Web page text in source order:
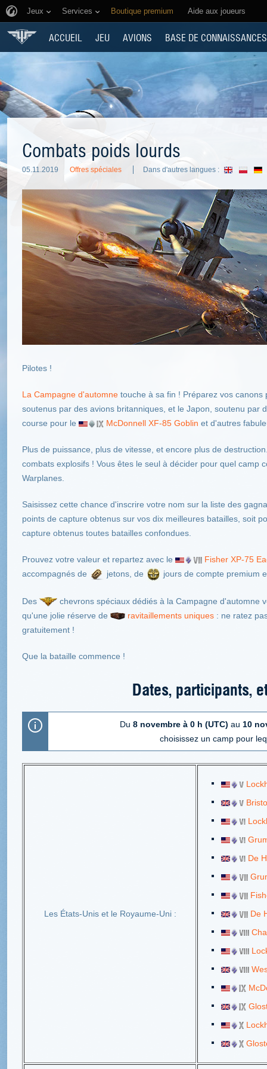
Jeux Services Boutique premium Aide aux joueurs
ACCUEIL JEU AVIONS BASE DE CONNAISSANCES
Combats poids lourds
05.11.2019 Offres spéciales Dans d'autres langues :
Pilotes !
La Campagne d'automne touche à sa fin ! Préparez vos
soutenus par des avions britanniques, et le Japon, soutenu par
course pour le
McDonnell XF-85 Goblin et d'autres
Plus de puissance, plus de vitesse, et encore plus de
combats explosifs ! Vous êtes le seul à décider pour quel camp
Warplanes.
Saisissez cette chance d'inscrire votre nom sur la liste des
points de capture obtenus sur vos dix meilleures batailles, soit
capture obtenus toutes batailles confondues.
Prouvez votre valeur et repartez avec le
Fisher XP-75
accompagnés de
jetons, de jours de compte premium
Des
chevrons spéciaux dédiés à la Campagne d'automne
qu'une jolie réserve de
ravitaillements uniques : ne ratez
gratuitement !
Que la bataille commence !
Dates, participants,
Du 8 novembre à 0 h (UTC) au 10
choisissez un camp pour
Les États-Unis et le Royaume-Uni :
De
De